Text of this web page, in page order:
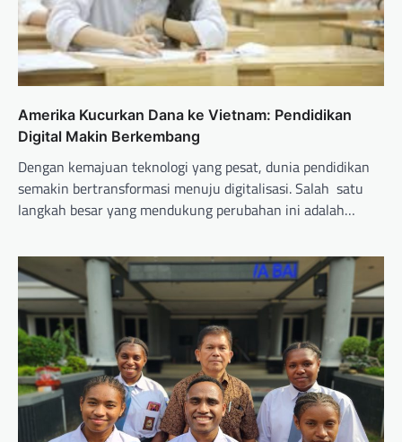
Amerika Kucurkan Dana ke Vietnam: Pendidikan
Digital Makin Berkembang
Dengan kemajuan teknologi yang pesat, dunia pendidikan
semakin bertransformasi menuju digitalisasi. Salah satu
langkah besar yang mendukung perubahan ini adalah…